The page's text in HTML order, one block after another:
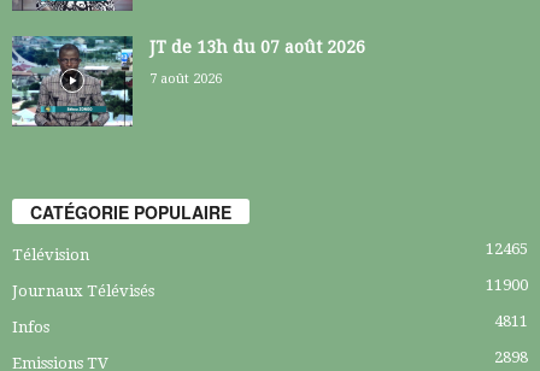
JT de 13h du 07 août 2026
7 août 2026
CATÉGORIE POPULAIRE
Télévision 12465
Journaux Télévisés 11900
Infos 4811
Emissions TV 2898